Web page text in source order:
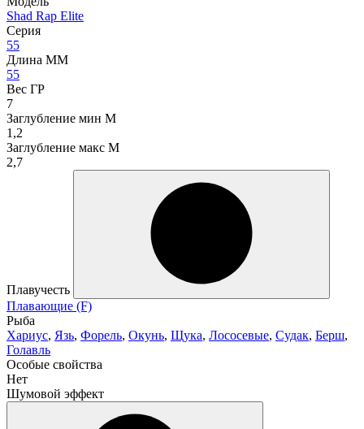
Shad Rap Elite
Серия
55
Длина ММ
55
Вес ГР
7
Заглубление мин М
1,2
Заглубление макс М
2,7
Плавучесть
Плавающие (F)
Рыба
Хариус, Язь, Форель, Окунь, Щука, Лососевые, Судак, Берш,
Голавль
Особые свойства
Нет
Шумовой эффект